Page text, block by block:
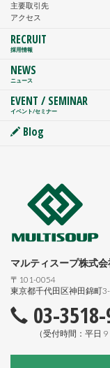
主要取引先
アクセス
RECRUIT
採用情報
NEWS
ニュース
EVENT / SEMINAR
イベント/セミナー
Blog
マルティスープ株式会
〒101-0054
東京都千代田区神田錦町
03-
（受付時間：平日